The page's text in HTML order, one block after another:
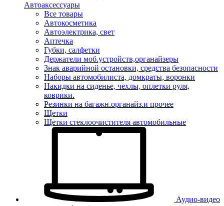
Автоаксессуары
Все товары
Автокосметика
Автоэлектрика, свет
Аптечка
Губки, салфетки
Держатели моб.устройств,органайзеры
Знак аварийной остановки, средства безопасности
Наборы автомобилиста, домкраты, воронки
Накидки на сиденье, чехлы, оплетки руля,
коврики.
Резинки на багажн.органайз.и прочее
Щетки
Щетки стеклоочистителя автомобильные
Аудио-видео